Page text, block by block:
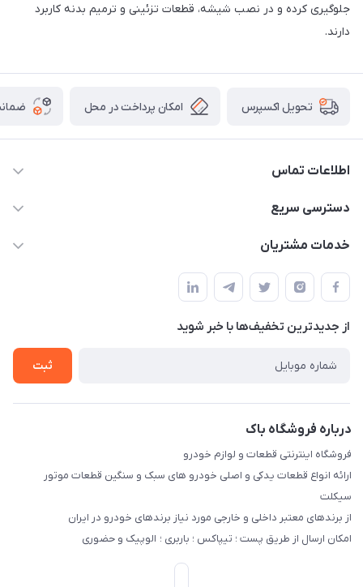
جلوگیری کرده و در نصب شیشه، قطعات تزئینی و ترمیم بدنه کاربرد
دارند.
تحویل اکسپرس امکان پرداخت در محل
اطلاعات تماس
09021000855
دسترسی سریع
حساب کاربری
لیست محصولات
درباره ما
خدمات مشتریان
قوانین و مقررات
حریم خصوصی
راهنما
از جدید‌ترین تخفیف‌ها با‌ خبر شوید
ثبت
درباره فروشگاه باک
فروشگاه اینترنتی قطعات و لوازم خودرو
ارائه انواع قطعات یدکی و اصلی خودرو های سبک و سنگین قطعات موتور
سیکلت
از برندهای معتبر داخلی و خارجی مورد نیاز برندهای خودرو در ایران
امکان ارسال از طریق پست ؛ تیپاکس ؛ باربری ؛ الوپیک و حضوری